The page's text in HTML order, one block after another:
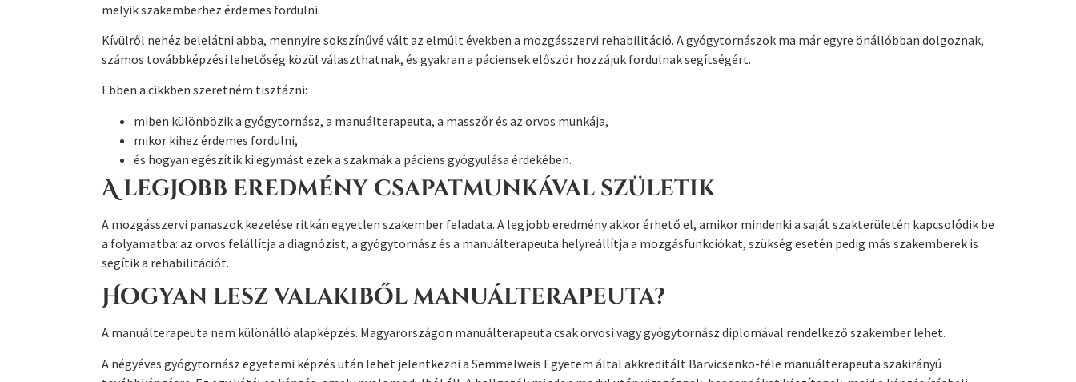
melyik szakemberhez érdemes fordulni.
Kívülről nehéz belelátni abba, mennyire sokszínűvé vált az elmúlt években a mozgásszervi rehabilitáció. A gyógytornászok ma már egyre önállóbban dolgoznak,
számos továbbképzési lehetőség közül választhatnak, és gyakran a páciensek először hozzájuk fordulnak segítségért.
Ebben a cikkben szeretném tisztázni:
miben különbözik a gyógytornász, a manuálterapeuta, a masszőr és az orvos munkája,
mikor kihez érdemes fordulni,
és hogyan egészítik ki egymást ezek a szakmák a páciens gyógyulása érdekében.
A legjobb eredmény csapatmunkával születik
A mozgásszervi panaszok kezelése ritkán egyetlen szakember feladata. A legjobb eredmény akkor érhető el, amikor mindenki a saját szakterületén kapcsolódik be
a folyamatba: az orvos felállítja a diagnózist, a gyógytornász és a manuálterapeuta helyreállítja a mozgásfunkciókat, szükség esetén pedig más szakemberek is
segítik a rehabilitációt.
Hogyan lesz valakiből manuálterapeuta?
A manuálterapeuta nem különálló alapképzés. Magyarországon manuálterapeuta csak orvosi vagy gyógytornász diplomával rendelkező szakember lehet.
A négyéves gyógytornász egyetemi képzés után lehet jelentkezni a Semmelweis Egyetem által akkreditált Barvicsenko-féle manuálterapeuta szakirányú